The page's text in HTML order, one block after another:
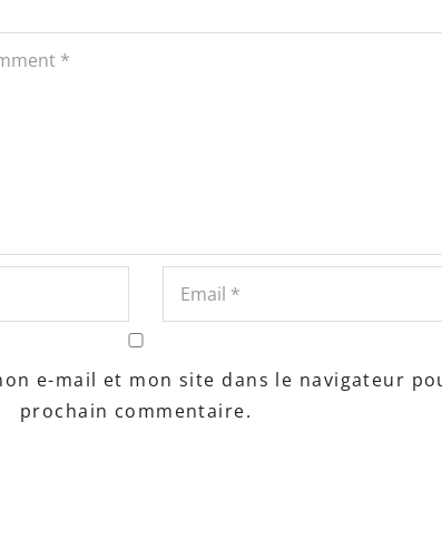
e-mail et mon site dans le navigateur
prochain commentaire.